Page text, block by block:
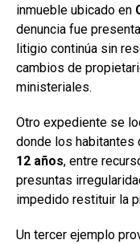
inmueble ubicado en
denuncia fue
litigio continúa sin
cambios de
ministeriales.
Otro expediente se
donde los habitantes
12 años, entre
presuntas
impedido restituir la
Un tercer ejemplo